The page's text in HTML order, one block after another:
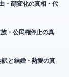
・顔変化の真相・代
・公民権停止の真
訳と結婚・熱愛の真